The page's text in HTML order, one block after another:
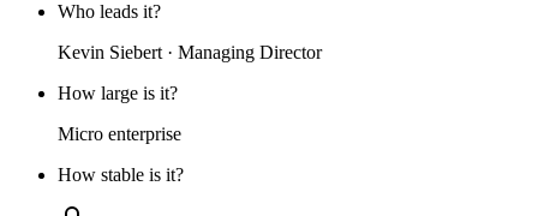
Who leads it?
Kevin Siebert · Managing Director
How large is it?
Micro enterprise
How stable is it?